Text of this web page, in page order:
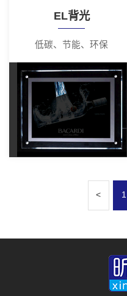
EL背光
低碳、节能、环保
< 1